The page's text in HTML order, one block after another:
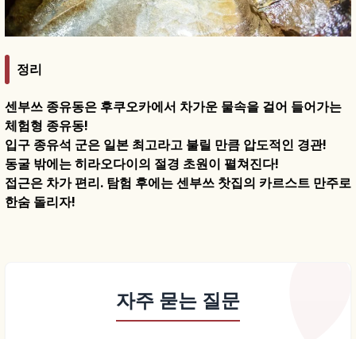
정리
센부쓰 종유동은 후쿠오카에서 차가운 물속을 걸어 들어가는
체험형 종유동!
입구 종유석 군은 일본 최고라고 불릴 만큼 압도적인 경관!
동굴 밖에는 히라오다이의 절경 초원이 펼쳐진다!
접근은 차가 편리. 탐험 후에는 센부쓰 찻집의 카르스트 만주로
한숨 돌리자!
자주 묻는 질문